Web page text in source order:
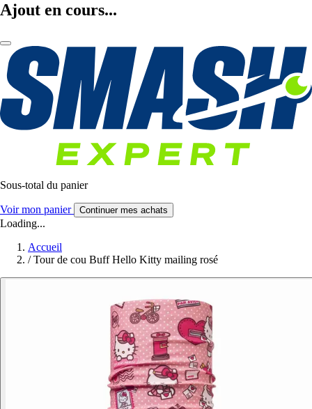
Ajout en cours...
Sous-total du panier
Voir mon panier Continuer mes achats
Loading...
Accueil
/ Tour de cou Buff Hello Kitty mailing rosé